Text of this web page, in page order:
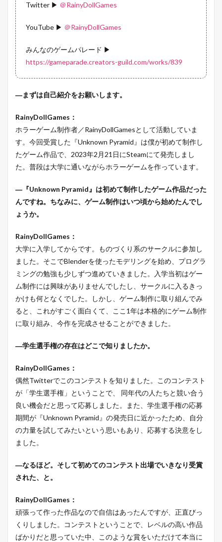
Twitter ▶ ＠RainyDollGames
YouTube ▶ ＠RainyDollGames
みんなのゲームパレード ▶
https://gameparade.creators-guild.com/works/839
―まずは自己紹介をお願いします。
RainyDollGames：
ホラーゲーム制作者／RainyDollGamesとして活動していま
す。今回受賞した『Unknown Pyramid』は僕が初めて制作し
たゲーム作品で、2023年2月21日にSteamにて発売しまし
た。普段は大学に通いながらホラーゲームを作っています。
―『Unknown Pyramid』は初めて制作したゲーム作品だった
んですね。ちなみに、ゲーム制作はいつ頃から始めたんでし
ょうか。
RainyDollGames：
大学に入学してからです。ものづくり系のサークルに参加し
ました。そこでBlenderを使ったモデリングを始め、プログラ
ミングの勉強も少しずつ進めていきました。入学当初はゲー
ム制作には興味がありませんでしたし、サークルに入るきっ
かけも何となくでした。しかし、ゲーム制作に取り組んでみ
ると、これがすごく面白くて、ここ1年は本格的にゲーム制作
に取り組み、今作を完成させることができました。
―学生選手権の存在はどこで知りましたか。
RainyDollGames：
偶然Twitterでこのコンテストを知りました。このコンテスト
が「学生選手権」ということで、 同年代の人たちと競い合う
良い機会だと思って応募しました。また、学生選手権の応募
期間が『Unknown Pyramid』の発売日に近かったため、自分
の力量を試してみたいという思いもあり、応募する決意をし
ました。
―なるほど。そして初めてのコンテスト出場でいきなり受賞
された、と。
RainyDollGames：
頑張って作った作品なので自信はあったんですが、正直びっ
くりしました。コンテストということで、レベルの高い作品
ばかりだと思っていた中、このような賞をいただけて本当に